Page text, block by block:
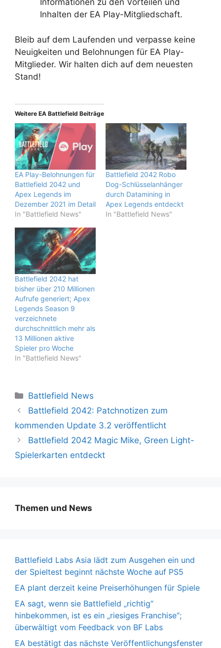
Informationen zu den Vorteilen und
Inhalten der EA Play-Mitgliedschaft.
Bleib auf dem Laufenden und verpasse keine
Neuigkeiten und Belohnungen für EA Play-
Mitglieder. Wir halten dich auf dem neuesten
Stand!
Weitere EA Battlefield Beiträge
EA Play-Belohnungen für
Battlefield 2042 und
Apex Legends im
Dezember 2021 im Detail
In "Battlefield News"
Battlefield 2042 Robo
Dog-Schlüsselanhänger
durch Datamining in
Apex Legends entdeckt
In "Battlefield News"
Battlefield 2042 hat
bisher über 210 Millionen
Aufrufe generiert; Apex
Legends Season 9
verzeichnete
durchschnittlich mehr als
13 Millionen aktive
Spieler pro Woche
In "Battlefield News"
Kategorien
Battlefield News
Battlefield 2042: Patchnotizen zum
kommenden Update 3.2 veröffentlicht
Battlefield 2042 Magic Mike, Green Light-
Spielerkarten entdeckt
Themen und News
Battlefield Labs Asia lädt zum Ausgehen ein und
der Spieltest beginnt nächste Woche auf PS5
EA plant derzeit keine Preiserhöhungen für Spiele
EA sagt, wenn sie Battlefield „richtig“
hinbekommen, ist es ein „riesiges Franchise“;
überwältigt vom Feedback von BF Labs
EA bestätigt das nächste Veröffentlichungsfenster